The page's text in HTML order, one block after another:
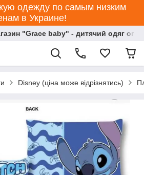
одежду по самым низким
в Украине!
"Grace baby" - дитячий одяг
Disney (ціна може відрізнятись)